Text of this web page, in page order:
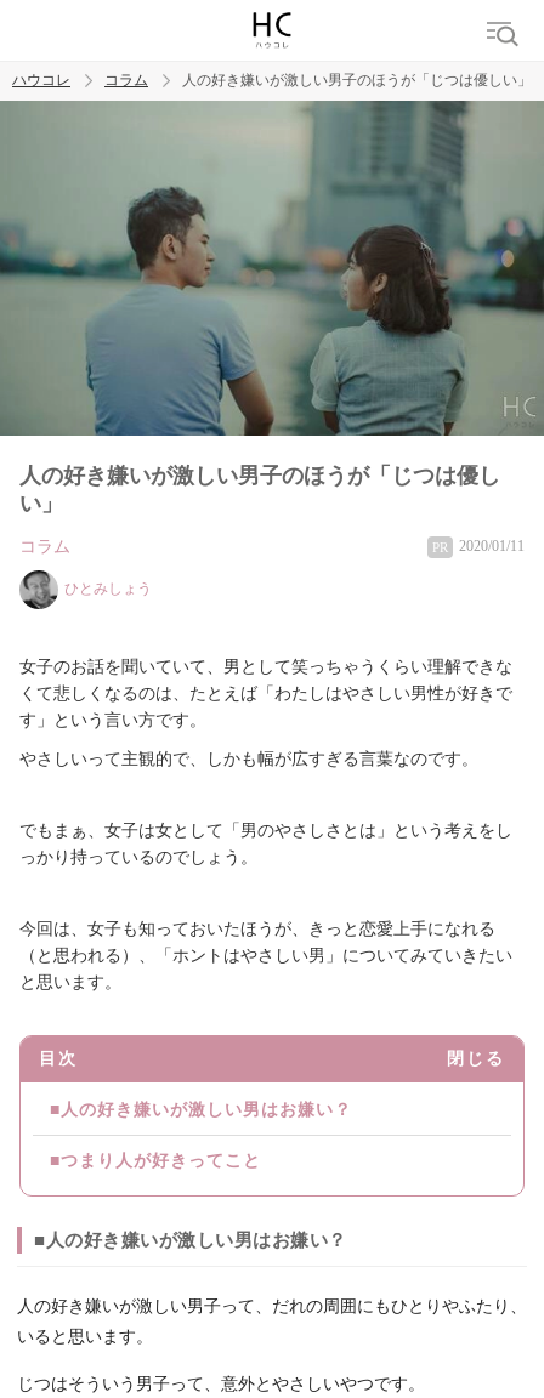
トレンド ワード
男ウケ NG行動 イイ女 婚活
ハウコレ コラム 人の好き嫌いが激しい男子のほうが「じつは優しい」
人の好き嫌いが激しい男子のほうが「じつは優し
い」
コラム PR 2020/01/11
ひとみしょう
女子のお話を聞いていて、男として笑っちゃうくらい理解できな
くて悲しくなるのは、たとえば「わたしはやさしい男性が好きで
す」という言い方です。
やさしいって主観的で、しかも幅が広すぎる言葉なのです。
でもまぁ、女子は女として「男のやさしさとは」という考えをし
っかり持っているのでしょう。
今回は、女子も知っておいたほうが、きっと恋愛上手になれる
（と思われる）、「ホントはやさしい男」についてみていきたい
と思います。
目次 閉じる
■人の好き嫌いが激しい男はお嫌い？
■つまり人が好きってこと
■人の好き嫌いが激しい男はお嫌い？
人の好き嫌いが激しい男子って、だれの周囲にもひとりやふたり、
いると思います。
じつはそういう男子って、意外とやさしいやつです。